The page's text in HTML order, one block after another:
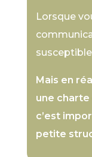
Lorsque
Mais en
une charte
c’est
petite